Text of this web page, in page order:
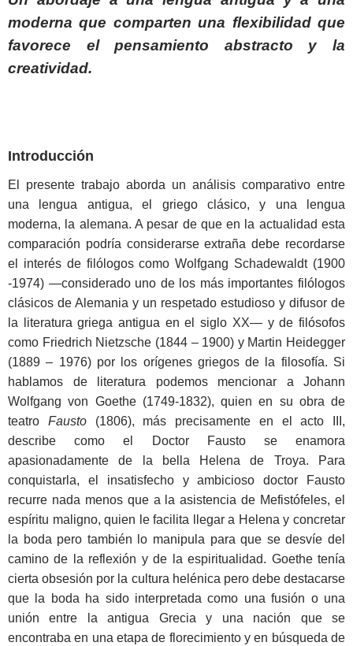
moderna que comparten una flexibilidad que
favorece el pensamiento abstracto y la
creatividad.
Introducción
El presente trabajo aborda un análisis comparativo entre
una lengua antigua, el griego clásico, y una lengua
moderna, la alemana. A pesar de que en la actualidad esta
comparación podría considerarse extraña debe recordarse
el interés de filólogos como Wolfgang Schadewaldt (1900
-1974) ―considerado uno de los más importantes filólogos
clásicos de Alemania y un respetado estudioso y difusor de
la literatura griega antigua en el siglo XX― y de filósofos
como Friedrich Nietzsche (1844 – 1900) y Martin Heidegger
(1889 – 1976) por los orígenes griegos de la filosofía. Si
hablamos de literatura podemos mencionar a Johann
Wolfgang von Goethe (1749-1832), quien en su obra de
teatro Fausto(1806), más precisamente en el acto III,
describe como el Doctor Fausto se enamora
apasionadamente de la bella Helena de Troya. Para
conquistarla, el insatisfecho y ambicioso doctor Fausto
recurre nada menos que a la asistencia de Mefistófeles, el
espíritu maligno, quien le facilita llegar a Helena y concretar
la boda pero también lo manipula para que se desvíe del
camino de la reflexión y de la espiritualidad. Goethe tenía
cierta obsesión por la cultura helénica pero debe destacarse
que la boda ha sido interpretada como una fusión o una
unión entre la antigua Grecia y una nación que se
encontraba en una etapa de florecimiento y en búsqueda de